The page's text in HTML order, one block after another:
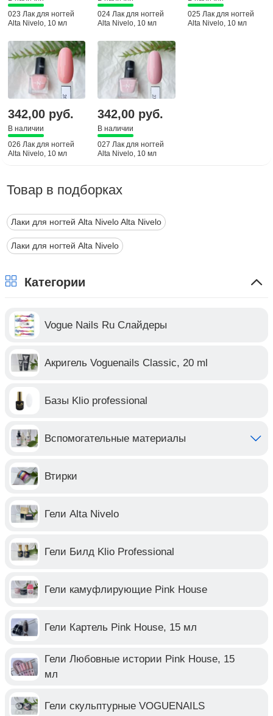
023 Лак для ногтей
Alta Nivelo, 10 мл
024 Лак для ногтей
Alta Nivelo, 10 мл
025 Лак для ногтей
Alta Nivelo, 10 мл
342,00 руб.
В наличии
026 Лак для ногтей
Alta Nivelo, 10 мл
342,00 руб.
В наличии
027 Лак для ногтей
Alta Nivelo, 10 мл
Товар в подборках
Лаки для ногтей Alta Nivelo Alta Nivelo
Лаки для ногтей Alta Nivelo
Категории
Vogue Nails Ru Слайдеры
Акригель Voguenails Classic, 20 ml
Базы Klio professional
Вспомогательные материалы
Втирки
Гели Alta Nivelo
Гели Билд Klio Professional
Гели камуфлирующие Pink House
Гели Картель Pink House, 15 мл
Гели Любовные истории Pink House, 15
мл
Гели скульптурные VOGUENAILS